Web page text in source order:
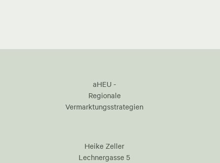
aHEU -
Regionale
Vermarktungsstrategien
Heike Zeller
Lechnergasse 5